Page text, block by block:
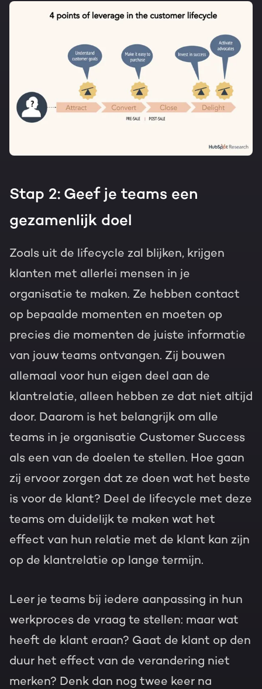
Stap 2: Geef je teams een
gezamenlijk doel
Zoals uit de lifecycle zal blijken, krijgen
klanten met allerlei mensen in je
organisatie te maken. Ze hebben contact
op bepaalde momenten en moeten op
precies die momenten de juiste informatie
van jouw teams ontvangen. Zij bouwen
allemaal voor hun eigen deel aan de
klantrelatie, alleen hebben ze dat niet altijd
door. Daarom is het belangrijk om alle
teams in je organisatie Customer Success
als een van de doelen te stellen. Hoe gaan
zij ervoor zorgen dat ze doen wat het beste
is voor de klant? Deel de lifecycle met deze
teams om duidelijk te maken wat het
effect van hun relatie met de klant kan zijn
op de klantrelatie op lange termijn.
Leer je teams bij iedere aanpassing in hun
werkproces de vraag te stellen: maar wat
heeft de klant eraan? Gaat de klant op den
duur het effect van de verandering niet
merken? Denk dan nog twee keer na